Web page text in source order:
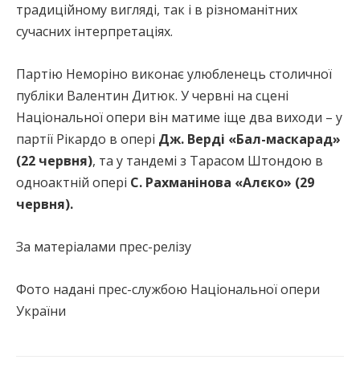
традиційному вигляді, так і в різноманітних
сучасних інтерпретаціях.
Партію Неморіно виконає улюбленець столичної
публіки Валентин Дитюк. У червні на сцені
Національної опери він матиме іще два виходи – у
партії Рікардо в опері Дж. Верді «Бал-маскарад»
(22 червня), та у тандемі з Тарасом Штондою в
одноактній опері С. Рахманінова «Алєко» (29
червня).
За матеріалами прес-релізу
Фото надані прес-службою Національної опери
України